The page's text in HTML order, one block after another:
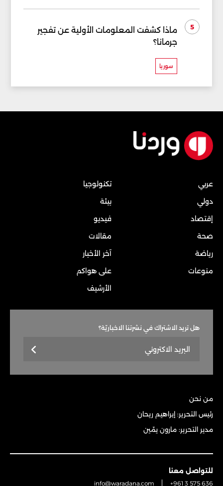
5
ماذا كشفت المعلومات الأولية عن تفجير
جرمانا؟
سوريا
عربي
دولي
إقتصاد
صحة
رياضة
منوعات
تكنولوجيا
بيئة
فيديو
مقالات
آخر الأخبار
على هواكم
الأرشيف
هل تريد الاشتراك في نشرتنا الاخباريّة؟
من نحن
رئيس التحرير: إبراهيم ريحان
مدير التحرير: مارون يمّين
للتواصل معنا
info@waradana.com +961 3 575 636